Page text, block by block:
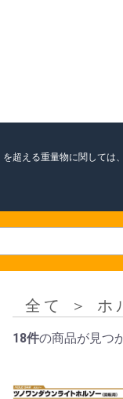
を超える重量物に関しては、
全て ＞ ホ
18件の商品が見つ